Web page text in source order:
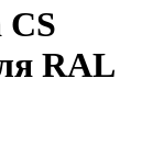
CS
RAL